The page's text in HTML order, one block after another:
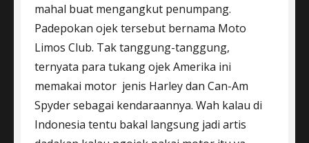
mahal buat mengangkut penumpang.
Padepokan ojek tersebut bernama Moto
Limos Club. Tak tanggung-tanggung,
ternyata para tukang ojek Amerika ini
memakai motor jenis Harley dan Can-Am
Spyder sebagai kendaraannya. Wah kalau di
Indonesia tentu bakal langsung jadi artis